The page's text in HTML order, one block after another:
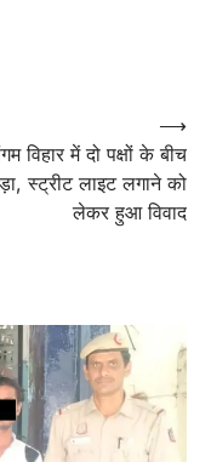
विहार में दो पक्षों के बीच
स्ट्रीट लाइट लगाने को
लेकर हुआ विवाद
⟶